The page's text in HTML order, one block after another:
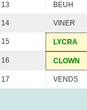
13 BEUH
14 VINER
15 LYCRA
16 CLOWN
17 VENDS